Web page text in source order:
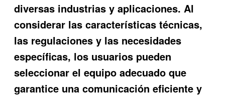
diversas industrias y aplicaciones. Al
considerar las características técnicas,
las regulaciones y las necesidades
específicas, los usuarios pueden
seleccionar el equipo adecuado que
garantice una comunicación eficiente y